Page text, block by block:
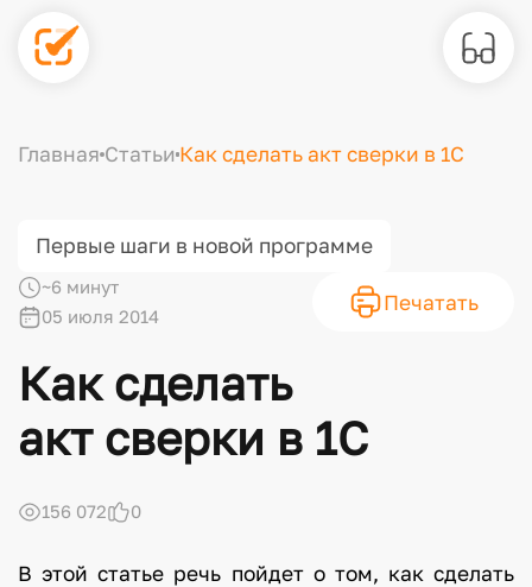
Главная Статьи Как сделать акт сверки в 1С
Первые шаги в новой программе
~6 минут
05 июля 2014
Печатать
Как сделать
акт сверки в 1С
156 072 0
В этой статье речь пойдет о том, как сделать